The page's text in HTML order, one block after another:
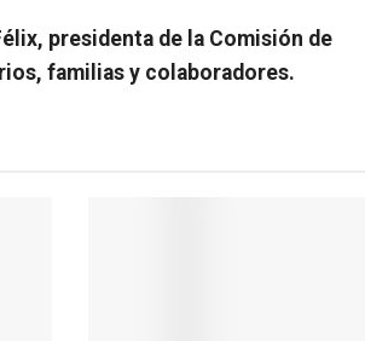
presidenta de la Comisión de
familias y colaboradores.